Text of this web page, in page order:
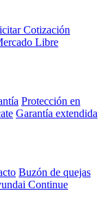
Cotización
Libre
Protección en
Garantía extendida
Buzón de quejas
Continue